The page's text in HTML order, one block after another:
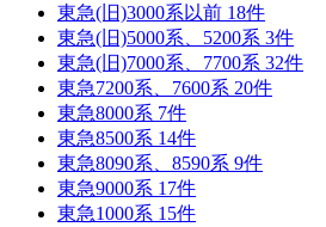
東急(旧)3000系以前 18件
東急(旧)5000系、5200系 3件
東急(旧)7000系、7700系 32件
東急7200系、7600系 20件
東急8000系 7件
東急8500系 14件
東急8090系、8590系 9件
東急9000系 17件
東急1000系 15件